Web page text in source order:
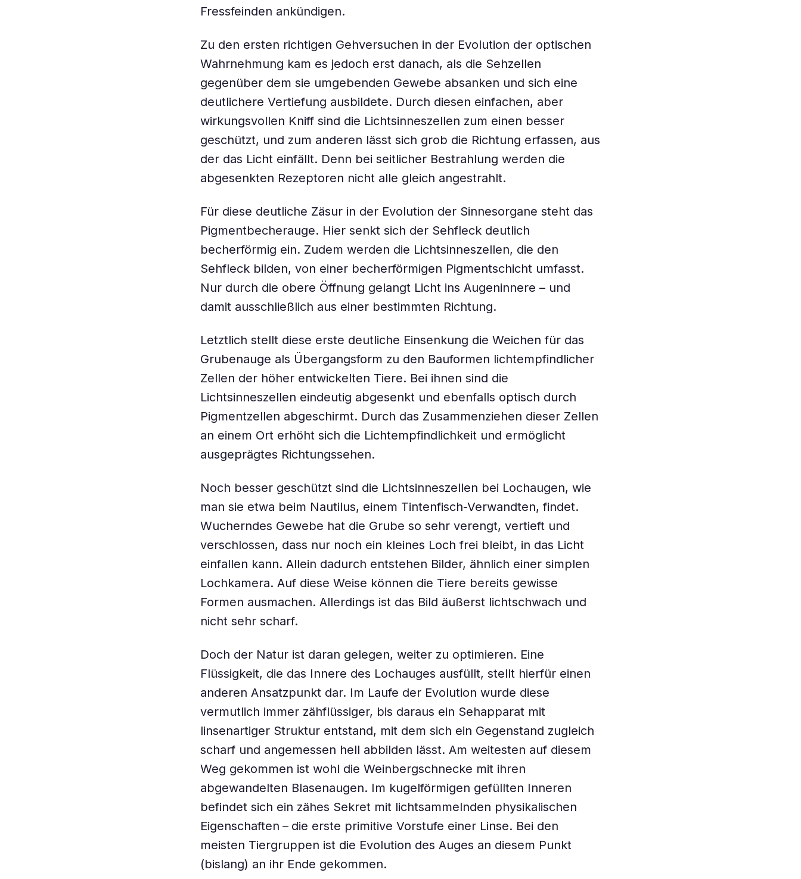
Fressfeinden ankündigen.
Zu den ersten richtigen Gehversuchen in der Evolution der optischen
Wahrnehmung kam es jedoch erst danach, als die Sehzellen
gegenüber dem sie umgebenden Gewebe absanken und sich eine
deutlichere Vertiefung ausbildete. Durch diesen einfachen, aber
wirkungsvollen Kniff sind die Lichtsinneszellen zum einen besser
geschützt, und zum anderen lässt sich grob die Richtung erfassen, aus
der das Licht einfällt. Denn bei seitlicher Bestrahlung werden die
abgesenkten Rezeptoren nicht alle gleich angestrahlt.
Für diese deutliche Zäsur in der Evolution der Sinnesorgane steht das
Pigmentbecherauge. Hier senkt sich der Sehfleck deutlich
becherförmig ein. Zudem werden die Lichtsinneszellen, die den
Sehfleck bilden, von einer becherförmigen Pigmentschicht umfasst.
Nur durch die obere Öffnung gelangt Licht ins Augeninnere – und
damit ausschließlich aus einer bestimmten Richtung.
Letztlich stellt diese erste deutliche Einsenkung die Weichen für das
Grubenauge als Übergangsform zu den Bauformen lichtempfindlicher
Zellen der höher entwickelten Tiere. Bei ihnen sind die
Lichtsinneszellen eindeutig abgesenkt und ebenfalls optisch durch
Pigmentzellen abgeschirmt. Durch das Zusammenziehen dieser Zellen
an einem Ort erhöht sich die Lichtempfindlichkeit und ermöglicht
ausgeprägtes Richtungssehen.
Noch besser geschützt sind die Lichtsinneszellen bei Lochaugen, wie
man sie etwa beim Nautilus, einem Tintenfisch-Verwandten, findet.
Wucherndes Gewebe hat die Grube so sehr verengt, vertieft und
verschlossen, dass nur noch ein kleines Loch frei bleibt, in das Licht
einfallen kann. Allein dadurch entstehen Bilder, ähnlich einer simplen
Lochkamera. Auf diese Weise können die Tiere bereits gewisse
Formen ausmachen. Allerdings ist das Bild äußerst lichtschwach und
nicht sehr scharf.
Doch der Natur ist daran gelegen, weiter zu optimieren. Eine
Flüssigkeit, die das Innere des Lochauges ausfüllt, stellt hierfür einen
anderen Ansatzpunkt dar. Im Laufe der Evolution wurde diese
vermutlich immer zähflüssiger, bis daraus ein Sehapparat mit
linsenartiger Struktur entstand, mit dem sich ein Gegenstand zugleich
scharf und angemessen hell abbilden lässt. Am weitesten auf diesem
Weg gekommen ist wohl die Weinbergschnecke mit ihren
abgewandelten Blasenaugen. Im kugelförmigen gefüllten Inneren
befindet sich ein zähes Sekret mit lichtsammelnden physikalischen
Eigenschaften – die erste primitive Vorstufe einer Linse. Bei den
meisten Tiergruppen ist die Evolution des Auges an diesem Punkt
(bislang) an ihr Ende gekommen.